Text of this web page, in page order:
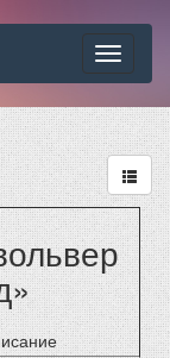
Toggle